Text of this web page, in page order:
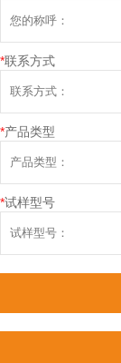
*联系方式
*产品类型
*试样型号